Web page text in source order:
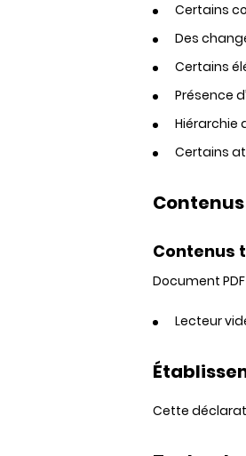
Certains
Des
Certains
Présence
Hiérarchie
Certains
Contenus
Document PDF
Lecteur
Cette